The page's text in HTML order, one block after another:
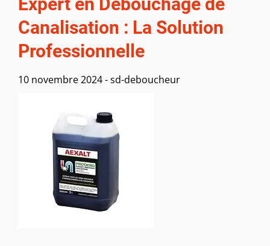
Canalisation : La Solution
Professionnelle
10 novembre 2024-sd-deboucheur